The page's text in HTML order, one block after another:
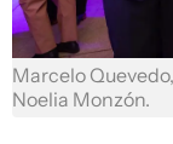
Marcelo
Noelia Monzón.